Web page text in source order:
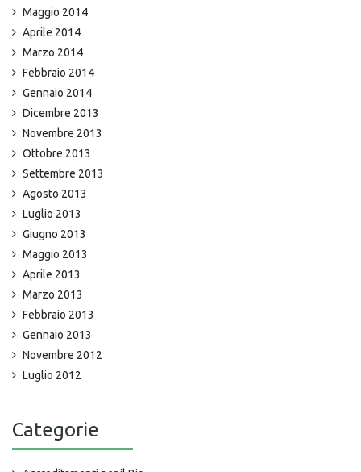
Maggio 2014
Aprile 2014
Marzo 2014
Febbraio 2014
Gennaio 2014
Dicembre 2013
Novembre 2013
Ottobre 2013
Settembre 2013
Agosto 2013
Luglio 2013
Giugno 2013
Maggio 2013
Aprile 2013
Marzo 2013
Febbraio 2013
Gennaio 2013
Novembre 2012
Luglio 2012
Categorie